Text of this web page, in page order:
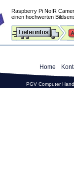
Raspberry Pi NoIR
einen hochwerten
Home
PGV Computer